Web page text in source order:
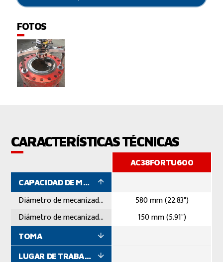
FOTOS
CARACTERÍSTICAS TÉCNICAS
CAPACIDAD DE MECANIZADO
Diámetro de mecanizado máximo
Diámetro de mecanizado mínimo
TOMA
LUGAR DE TRABAJO
AC38FORTU600
580 mm (22.83")
150 mm (5.91")